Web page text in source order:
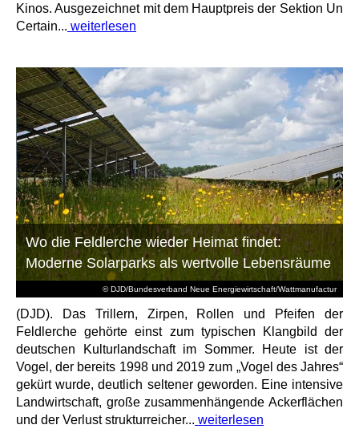
Kinos. Ausgezeichnet mit dem Hauptpreis der Sektion Un
Certain... weiterlesen
© DJD/Bundesverband Neue Energiewirtschaft/Wattmanufactur
Wo die Feldlerche wieder Heimat findet:
Moderne Solarparks als wertvolle Lebensräume
(DJD). Das Trillern, Zirpen, Rollen und Pfeifen der
Feldlerche gehörte einst zum typischen Klangbild der
deutschen Kulturlandschaft im Sommer. Heute ist der
Vogel, der bereits 1998 und 2019 zum „Vogel des Jahres“
gekürt wurde, deutlich seltener geworden. Eine intensive
Landwirtschaft, große zusammenhängende Ackerflächen
und der Verlust strukturreicher... weiterlesen